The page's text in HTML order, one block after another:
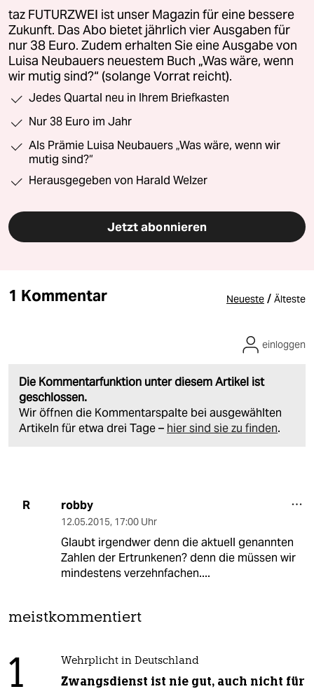
taz FUTURZWEI ist unser Magazin für eine bessere
Zukunft. Das Abo bietet jährlich vier Ausgaben für
nur 38 Euro. Zudem erhalten Sie eine Ausgabe von
Luisa Neubauers neuestem Buch „Was wäre, wenn
wir mutig sind?“ (solange Vorrat reicht).
Jedes Quartal neu in Ihrem Briefkasten
Nur 38 Euro im Jahr
Als Prämie Luisa Neubauers „Was wäre, wenn wir
mutig sind?“
Herausgegeben von Harald Welzer
Jetzt abonnieren
1 Kommentar Neueste / Älteste
Die Kommentarfunktion unter diesem Artikel ist
geschlossen.
Wir öffnen die Kommentarspalte bei ausgewählten
Artikeln für etwa drei Tage – hier sind sie zu finden.
einloggen
R robby
12.05.2015, 17:00 Uhr
Glaubt irgendwer denn die aktuell genannten
Zahlen der Ertrunkenen? denn die müssen wir
mindestens verzehnfachen....
meistkommentiert
1 Wehrplicht in Deutschland
Zwangsdienst ist nie gut, auch nicht für